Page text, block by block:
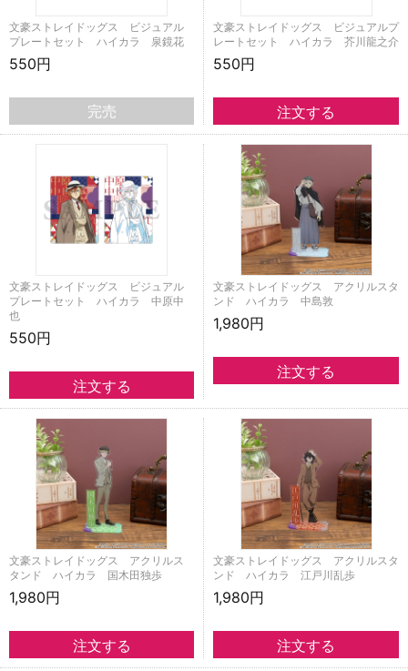
文豪ストレイドッグス ビジュアル
プレートセット ハイカラ 泉鏡花
550円
完売
文豪ストレイドッグス ビジュアルプ
レートセット ハイカラ 芥川龍之介
550円
文豪ストレイドッグス ビジュアル
プレートセット ハイカラ 中原中
也
550円
文豪ストレイドッグス アクリルスタ
ンド ハイカラ 中島敦
1,980円
文豪ストレイドッグス アクリルス
タンド ハイカラ 国木田独歩
1,980円
文豪ストレイドッグス アクリルスタ
ンド ハイカラ 江戸川乱歩
1,980円